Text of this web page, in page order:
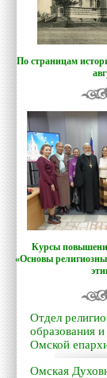
По страницам
Курсы
«Основы
Отдел
образования
Омской
Омская